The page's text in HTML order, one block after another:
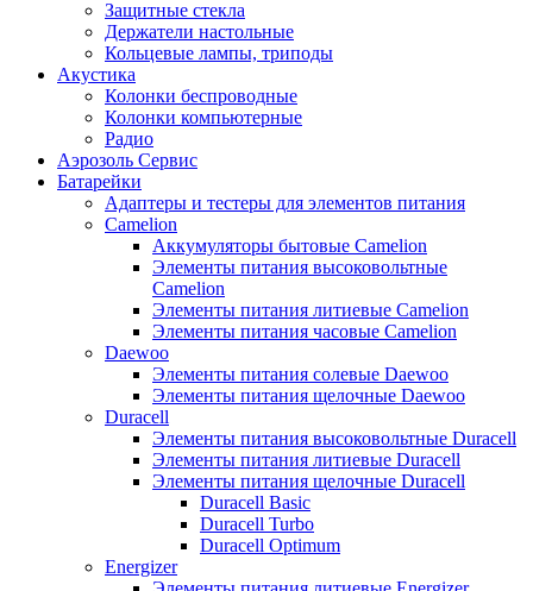
Защитные стекла
Держатели настольные
Кольцевые лампы, триподы
Акустика
Колонки беспроводные
Колонки компьютерные
Радио
Аэрозоль Сервис
Батарейки
Aдаптеры и тестеры для элементов питания
Camelion
Аккумуляторы бытовые Camelion
Элементы питания высоковольтные
Camelion
Элементы питания литиевые Camelion
Элементы питания часовые Camelion
Daewoo
Элементы питания солевые Daewoo
Элементы питания щелочные Daewoo
Duracell
Элементы питания высоковольтные Duracell
Элементы питания литиевые Duracell
Элементы питания щелочные Duracell
Duracell Basic
Duracell Turbo
Duracell Optimum
Energizer